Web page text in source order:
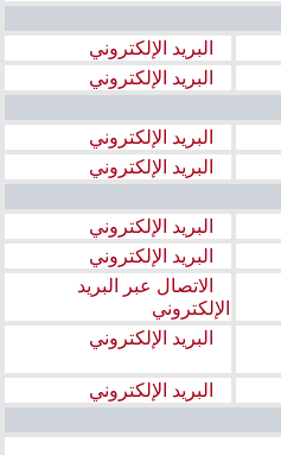
البريد الإلكتروني
البريد الإلكتروني
البريد الإلكتروني
البريد الإلكتروني
البريد الإلكتروني
البريد الإلكتروني
الاتصال عبر البريد
الإلكتروني
البريد الإلكتروني
البريد الإلكتروني